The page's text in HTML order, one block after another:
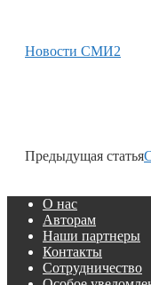
Новости СМИ2
Предыдущая статья
О нас
Авторам
Наши партнеры
Контакты
Сотрудничество